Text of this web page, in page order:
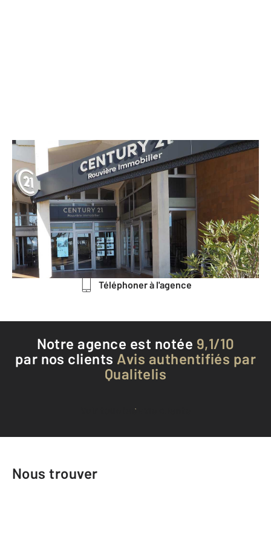
CENTURY 21 Rouvière Immobilier
213 avenue Pierre Racine Résidence
le Temple du Soleil
LA GRANDE MOTTE - 34280
Envoyer un message
Téléphoner à l'agence
Notre agence est notée 9,1/10
par nos clients Avis authentifiés par
Qualitelis
Voir tous les avis clients
Nous trouver